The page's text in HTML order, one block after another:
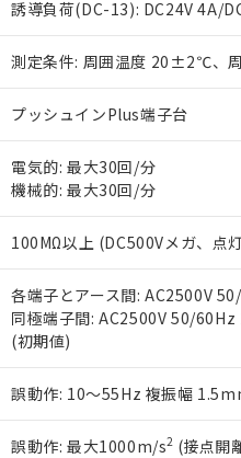
誘導負荷(DC-13): DC24V 4A/
測定条件: 周囲温度 20±2℃、
プッシュインPlus端子台
電気的: 最大30回/分
機械的: 最大30回/分
100MΩ以上 (DC500Vメガ、点
各端子とアース間: AC2500V
同極端子間: AC2500V 50/
(初期値)
誤動作: 10～55Hz 複振幅
誤動作: 最大1000m/s2 (接点開
い。
正式な納期状況および
当社販売員にご相談く
オムロン制御機器販
在庫状況および標準
す。
ている必要があります。
お客様が当ウェブサイ
が、当社の製品・サー
さい。
※当社の共同利用者と
いる法人を指します。
※2 対応予定月
部品在庫の切り替え状況な
※3 非含有証明書ダウン
下記の非含有証明書をダウ
EU RoHS指令（10物質）の
51物質の非含有証明書（当
※本証明書は発行日時点で
また、RoHS指令のフタル
混在することから備考欄に
既に当社にて対応品への在
DBP(フタル酸ジブチル) : 1000ppm
※2 環境保護使用期限
「ｅ」：有害物質（10物質
「10」：通常の使用状況下
味します。
「－」：未確認です。当社
当社は貴社製品を、核
置等に一切使用いたし
当社は、貴社製品を第
また当社は、販売先お
たしません。
○ 一定数以上の在庫
△ 一定数には満たな
－
在庫なし(最新の
機器販売店・当
空
白
受注生産機種、ま